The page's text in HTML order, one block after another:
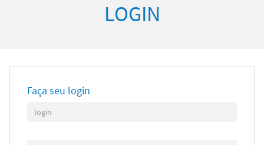
LOGIN
Faça seu login